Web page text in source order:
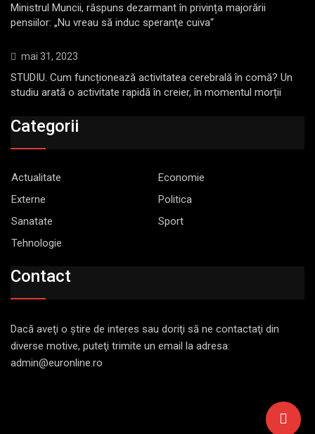
Ministrul Muncii, răspuns dezarmant în privința majorării
pensiilor: „Nu vreau să induc speranţe cuiva“
mai 31, 2023
STUDIU. Cum funcționează activitatea cerebrală în comă? Un
studiu arată o activitate rapidă în creier, în momentul morții
Categorii
Actualitate
Economie
Externe
Politica
Sanatate
Sport
Tehnologie
Contact
Dacă aveţi o ştire de interes sau doriţi să ne contactaţi din
diverse motive, puteţi trimite un email la adresa:
admin@euronline.ro